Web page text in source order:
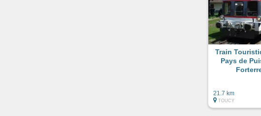
Train
Pays de
21.7 km
TOUCY